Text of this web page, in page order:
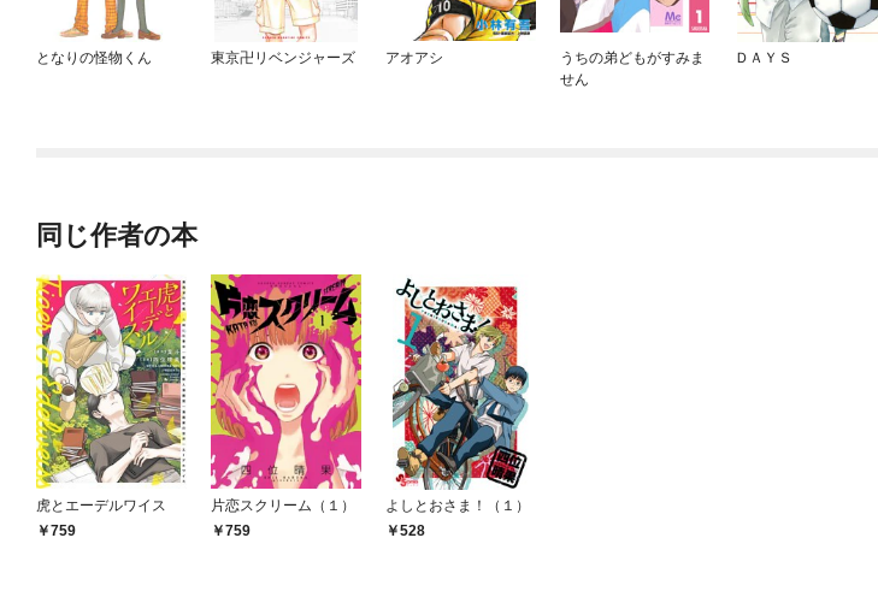
となりの怪物くん 東京卍リベンジャーズ アオアシ
うちの弟どもがすみま
せん
ＤＡＹＳ
同じ作者の本
虎とエーデルワイス
759
片恋スクリーム（１）
759
よしとおさま！（１）
528